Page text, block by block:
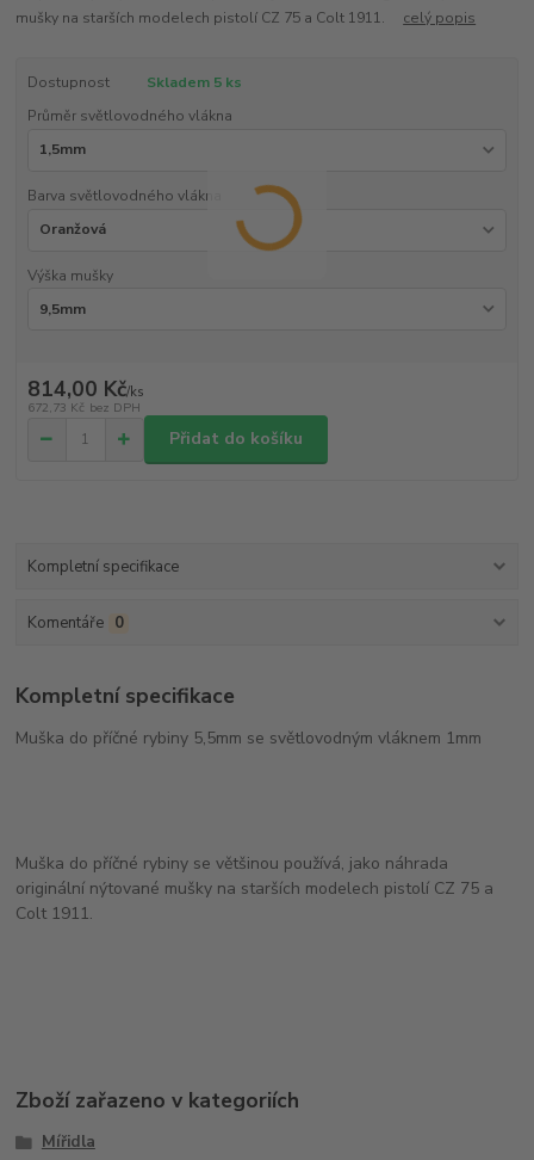
mušky na starších modelech pistolí CZ 75 a Colt 1911. celý popis
Dostupnost
Skladem 5 ks
Průměr světlovodného vlákna
Barva světlovodného vlákna
Výška mušky
814,00 Kč/ks
672,73 Kč bez DPH
Přidat do košíku
Kompletní specifikace
Komentáře 0
Kompletní specifikace
Muška do příčné rybiny 5,5mm se světlovodným vláknem 1mm
Muška do příčné rybiny se většinou používá, jako náhrada
originální nýtované mušky na starších modelech pistolí CZ 75 a
Colt 1911.
Zboží zařazeno v kategoriích
Mířidla